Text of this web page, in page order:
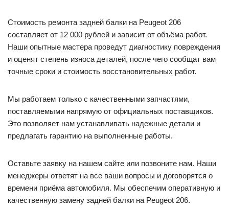
Стоимость ремонта задней балки на Peugeot 206
составляет от 12 000 рублей и зависит от объёма работ.
Наши опытные мастера проведут диагностику повреждения
и оценят степень износа деталей, после чего сообщат вам
точные сроки и стоимость восстановительных работ.
Мы работаем только с качественными запчастями,
поставляемыми напрямую от официальных поставщиков.
Это позволяет нам устанавливать надежные детали и
предлагать гарантию на выполненные работы.
Оставьте заявку на нашем сайте или позвоните нам. Наши
менеджеры ответят на все ваши вопросы и договорятся о
времени приёма автомобиля. Мы обеспечим оперативную и
качественную замену задней балки на Peugeot 206.